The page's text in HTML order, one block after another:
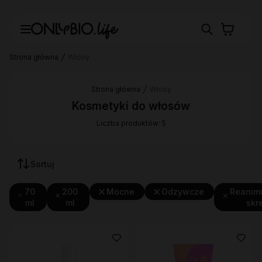
Strona główna
Strona główna
Kosmetyki do włosów
Liczba produktów: 5
Sortuj
70
ml
200
ml
Mocne Odzywcze